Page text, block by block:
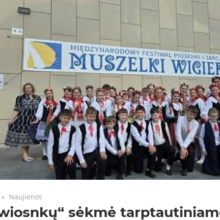
Naujienos
sėkmė